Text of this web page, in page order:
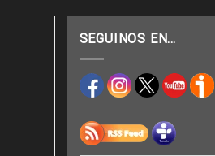
SEGUINOS EN…